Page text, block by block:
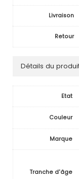
Livraison
Retour
Détails du
Etat
Couleur
Marque
Tranche d'âge